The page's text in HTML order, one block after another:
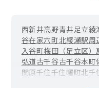
西新井高野青井足立綾
谷在家六町北綾瀬駅周
入谷町梅田（足立区）
弘道古千谷古千谷本町
関原千住千住曙町北千